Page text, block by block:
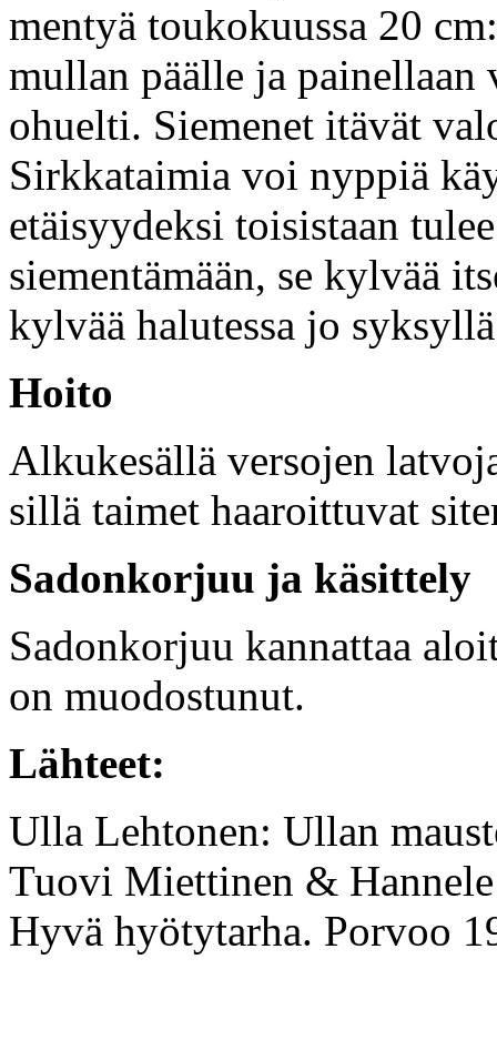
mentyä toukokuussa 20
mullan päälle ja painellaan
ohuelti. Siemenet itävät
Sirkkataimia voi nyppiä
etäisyydeksi toisistaan
siementämään, se kylvää
kylvää halutessa jo
Hoito
Alkukesällä versojen
sillä taimet haaroittuvat
Sadonkorjuu ja käsittely
Sadonkorjuu kannattaa
on muodostunut.
Lähteet:
Ulla Lehtonen: Ullan
Tuovi Miettinen & Hannele
Hyvä hyötytarha. Porvoo